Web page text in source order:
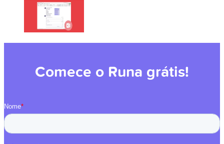
Comece o Runa grátis!